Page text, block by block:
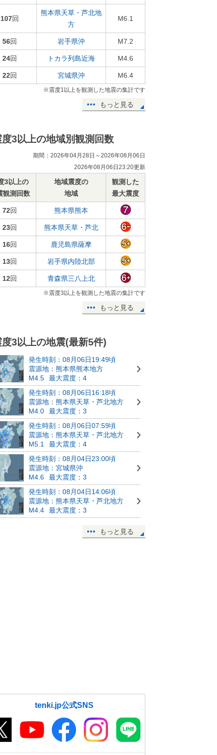
107回
熊本県天草・芦北地
方
M6.1
56回 岩手県沖 M7.2
24回 トカラ列島近海 M4.6
22回 宮城県沖 M6.4
※震度1以上を観測した地震の集計です
もっと見る
度3以上の地域別観測回数
期間：2026年04月28日～2026年08月06日
2026年08月06日23:20更新
3以上の
観測回数
地域震度の
地域
観測した
最大震度
72回 熊本県熊本
23回 熊本県天草・芦北
16回 鹿児島県薩摩
13回 岩手県内陸北部
12回 青森県三八上北
※震度3以上を観測した地震の集計です
もっと見る
度3以上の地震(最新5件)
発生時刻：08月06日19:49頃
震源地：熊本県熊本地方
M4.5
最大震度：4
発生時刻：08月06日16:18頃
震源地：熊本県天草・芦北地方
M4.0
最大震度：3
発生時刻：08月06日07:59頃
震源地：熊本県天草・芦北地方
M5.1
最大震度：4
発生時刻：08月04日23:00頃
震源地：宮城県沖
M4.6
最大震度：3
発生時刻：08月04日14:06頃
震源地：熊本県天草・芦北地方
M4.4
最大震度：3
もっと見る
tenki.jp公式SNS